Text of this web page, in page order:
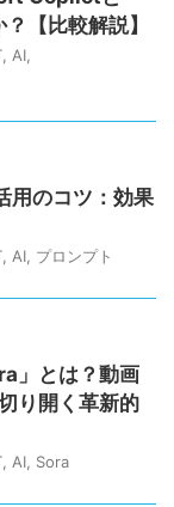
【比較解説】
AI
用のコツ：効果
AI プロンプト
」とは？動画
り開く革新的
AI Sora